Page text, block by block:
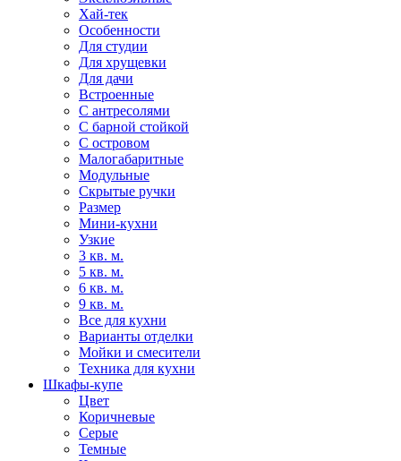
Хай-тек
Особенности
Для студии
Для хрущевки
Для дачи
Встроенные
С антресолями
С барной стойкой
С островом
Малогабаритные
Модульные
Скрытые ручки
Размер
Мини-кухни
Узкие
3 кв. м.
5 кв. м.
6 кв. м.
9 кв. м.
Все для кухни
Варианты отделки
Мойки и смесители
Техника для кухни
Шкафы-купе
Цвет
Коричневые
Серые
Темные